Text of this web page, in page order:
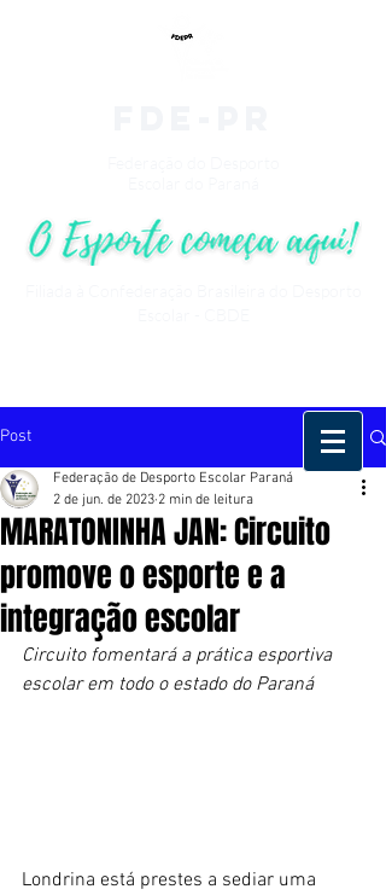
Post
MARATONINHA JAN: Circuito
promove o esporte e a
integração escolar
Federação de Desporto Escolar Paraná
2 de jun. de 2023 2 min de leitura
Circuito fomentará a prática esportiva
escolar em todo o estado do Paraná
Londrina está prestes a sediar uma